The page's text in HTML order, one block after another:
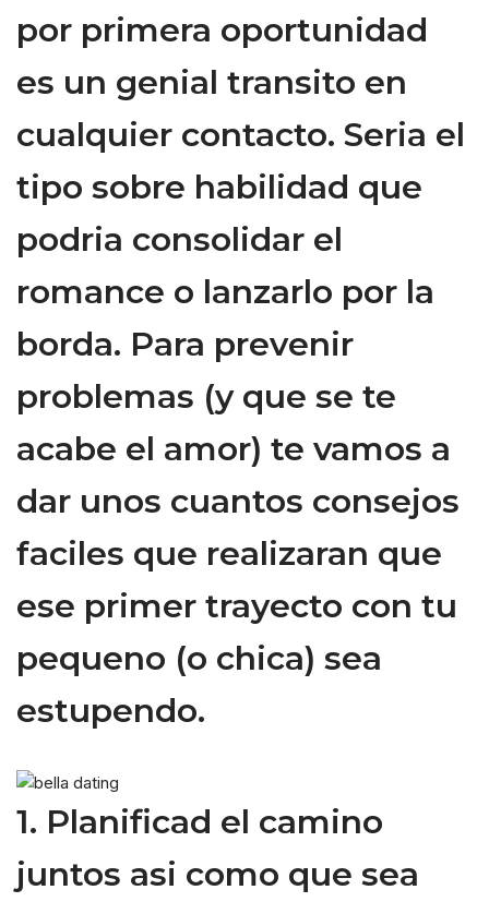
por primera oportunidad
es un genial transito en
cualquier contacto. Seria el
tipo sobre habilidad que
podria consolidar el
romance o lanzarlo por la
borda. Para prevenir
problemas (y que se te
acabe el amor) te vamos a
dar unos cuantos consejos
faciles que realizaran que
ese primer trayecto con tu
pequeno (o chica) sea
estupendo.
1. Planificad el camino
juntos asi como que sea